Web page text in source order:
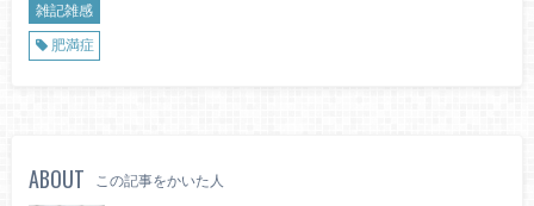
雑記雑感
肥満症
ABOUT この記事をかいた人